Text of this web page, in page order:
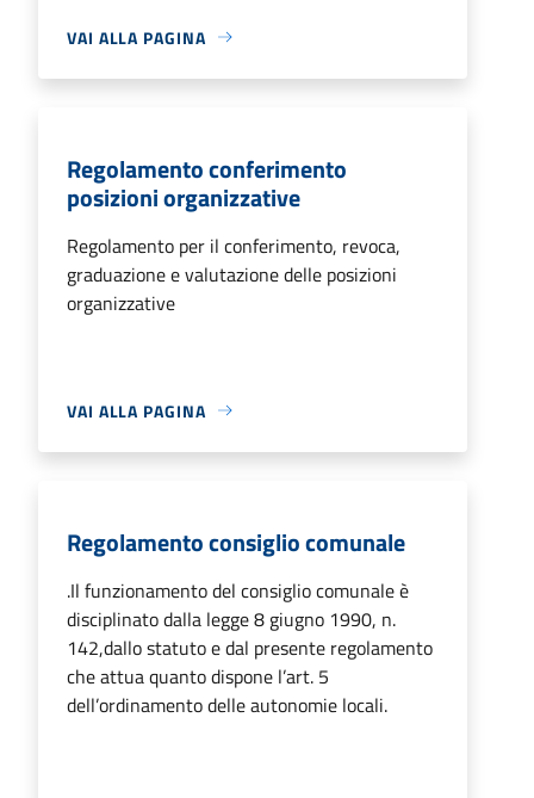
VAI ALLA PAGINA
Regolamento conferimento
posizioni organizzative
Regolamento per il conferimento, revoca,
graduazione e valutazione delle posizioni
organizzative
VAI ALLA PAGINA
Regolamento consiglio comunale
.Il funzionamento del consiglio comunale è
disciplinato dalla legge 8 giugno 1990, n.
142,dallo statuto e dal presente regolamento
che attua quanto dispone l’art. 5
dell’ordinamento delle autonomie locali.